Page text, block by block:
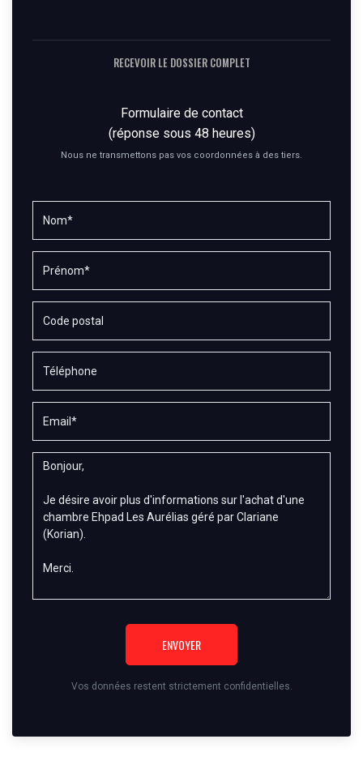
RECEVOIR LE DOSSIER COMPLET
Formulaire de contact
(réponse sous 48 heures)
Nous ne transmettons pas vos coordonnées à des tiers.
ENVOYER
Vos données restent strictement confidentielles.